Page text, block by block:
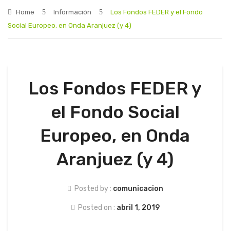
EDUSI ARANJUEZ
COMUNICACIÓN
Home Información
Los Fondos FEDER y el Fondo
Social Europeo, en Onda Aranjuez (y 4)
Los Fondos FEDER y
el Fondo Social
Europeo, en Onda
Aranjuez (y 4)
Posted by : comunicacion
Posted on : abril 1, 2019